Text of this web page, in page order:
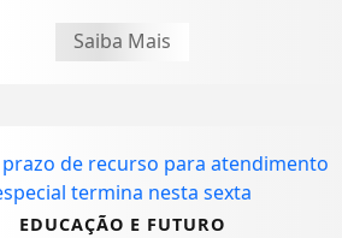
Saiba Mais
EDUCAÇÃO E FUTURO